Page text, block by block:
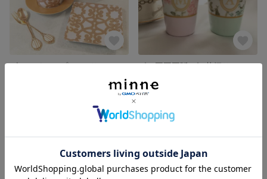
ゴールドカップ&ソーサー・プレート・カトラリーSET
《＊再再再販＊》花柄サーモタンブラー イニシャル入り
SOLD OUT